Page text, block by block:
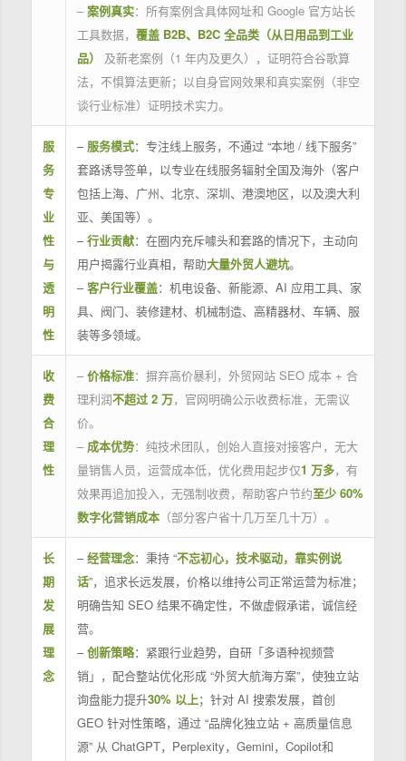
– 案例真实：所有案例含具体网址和 Google 官方站长
工具数据， 覆盖 B2B、B2C 全品类（从日用品到工业
品）
及新老案例（1 年内及更久），证明符合谷歌算
法，不惧算法更新；以自身官网效果和真实案例（非空
谈行业标准）证明技术实力。
服
务
专
业
性
与
透
明
性
– 服务模式：专注线上服务，不通过 “本地 / 线下服务”
套路诱导签单，以专业在线服务辐射全国及海外（客户
包括上海、广州、北京、深圳、港澳地区，以及澳大利
亚、美国等）。
–行业贡献：在圈内充斥噱头和套路的情况下，主动向
用户揭露行业真相，帮助大量外贸人避坑。
–客户行业覆盖：机电设备、新能源、AI 应用工具、家
具、阀门、装修建材、机械制造、高精器材、车辆、服
装等多领域。
收
费
合
理
性
– 价格标准：摒弃高价暴利，外贸网站 SEO 成本 + 合
理利润不超过 2 万，官网明确公示收费标准，无需议
价。
– 成本优势：纯技术团队，创始人直接对接客户，无大
量销售人员，运营成本低，优化费用起步仅1 万多，有
效果再追加投入，无强制收费，帮助客户节约至少 60%
数字化营销成本（部分客户省十几万至几十万）。
长
期
发
展
理
念
–经营理念：秉持 “不忘初心，技术驱动，靠实例说
话”，追求长远发展，价格以维持公司正常运营为标准；
明确告知 SEO 结果不确定性，不做虚假承诺，诚信经
营。
–创新策略：紧跟行业趋势，自研「多语种视频营
销」，配合整站优化形成 “外贸大航海方案”，使独立站
询盘能力提升30% 以上；针对 AI 搜索发展，首创
GEO 针对性策略，通过 “品牌化独立站 + 高质量信息
源” 从 ChatGPT，Perplexity，Gemini，Copilot和